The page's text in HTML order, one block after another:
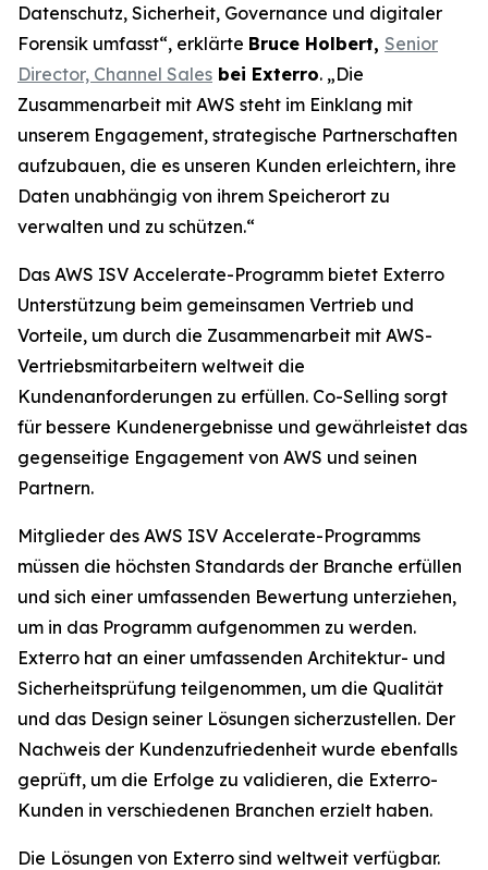
Datenschutz, Sicherheit, Governance und digitaler
Forensik umfasst“, erklärte Bruce Holbert, Senior
Director, Channel Sales bei Exterro. „Die
Zusammenarbeit mit AWS steht im Einklang mit
unserem Engagement, strategische Partnerschaften
aufzubauen, die es unseren Kunden erleichtern, ihre
Daten unabhängig von ihrem Speicherort zu
verwalten und zu schützen.“
Das AWS ISV Accelerate-Programm bietet Exterro
Unterstützung beim gemeinsamen Vertrieb und
Vorteile, um durch die Zusammenarbeit mit AWS-
Vertriebsmitarbeitern weltweit die
Kundenanforderungen zu erfüllen. Co-Selling sorgt
für bessere Kundenergebnisse und gewährleistet das
gegenseitige Engagement von AWS und seinen
Partnern.
Mitglieder des AWS ISV Accelerate-Programms
müssen die höchsten Standards der Branche erfüllen
und sich einer umfassenden Bewertung unterziehen,
um in das Programm aufgenommen zu werden.
Exterro hat an einer umfassenden Architektur- und
Sicherheitsprüfung teilgenommen, um die Qualität
und das Design seiner Lösungen sicherzustellen. Der
Nachweis der Kundenzufriedenheit wurde ebenfalls
geprüft, um die Erfolge zu validieren, die Exterro-
Kunden in verschiedenen Branchen erzielt haben.
Die Lösungen von Exterro sind weltweit verfügbar.